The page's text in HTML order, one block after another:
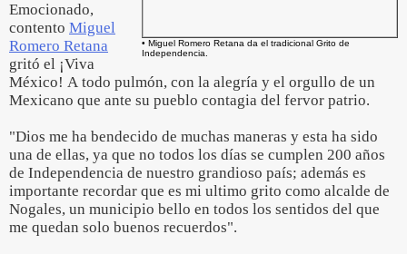
• Miguel Romero Retana da el tradicional Grito de
Independencia.
Emocionado,
contento Miguel
Romero Retana
gritó el ¡Viva
México! A todo pulmón, con la alegría y el orgullo de un
Mexicano que ante su pueblo contagia del fervor patrio.
"Dios me ha bendecido de muchas maneras y esta ha sido
una de ellas, ya que no todos los días se cumplen 200 años
de Independencia de nuestro grandioso país; además es
importante recordar que es mi ultimo grito como alcalde de
Nogales, un municipio bello en todos los sentidos del que
me quedan solo buenos recuerdos".